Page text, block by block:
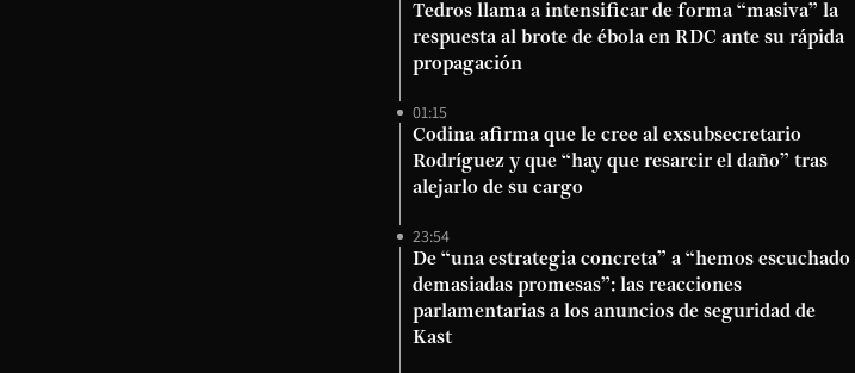
Tedros llama a intensificar de forma “masiva” la
respuesta al brote de ébola en RDC ante su rápida
propagación
01:15
Codina afirma que le cree al exsubsecretario
Rodríguez y que “hay que resarcir el daño” tras
alejarlo de su cargo
23:54
De “una estrategia concreta” a “hemos escuchado
demasiadas promesas”: las reacciones
parlamentarias a los anuncios de seguridad de
Kast